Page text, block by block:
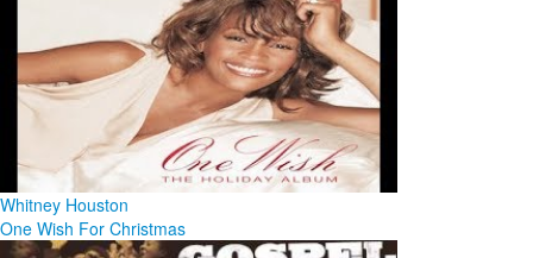
Whitney Houston
One Wish For Christmas